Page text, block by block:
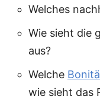
Welches
Wie sieht die
aus?
Welche
wie sieht das